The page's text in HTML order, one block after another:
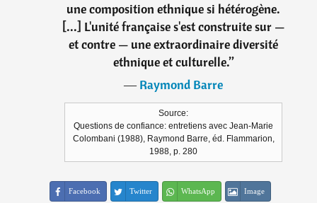
une composition ethnique si hétérogène.
[...] L'unité française s'est construite sur —
et contre — une extraordinaire diversité
ethnique et culturelle.”
―Raymond Barre
Source:
Questions de confiance: entretiens avec Jean-Marie
Colombani (1988), Raymond Barre, éd. Flammarion,
1988, p. 280
Facebook Twitter WhatsApp Image